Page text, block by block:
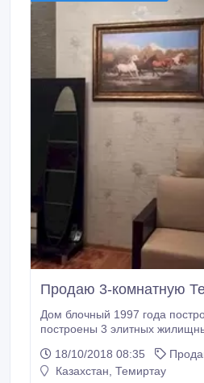
Продаю 3-комнатную
Дом блочный 1997 года
построены 3 элитных
Продаю квартиру т.к
командировках, и попросту не живу там, сдавать
18/10/2018 08:35
Казахстан, Темиртау